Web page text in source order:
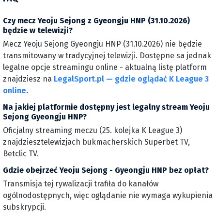
Czy mecz Yeoju Sejong z Gyeongju HNP (31.10.2026)
będzie w telewizji?
Mecz Yeoju Sejong Gyeongju HNP (31.10.2026) nie będzie
transmitowany w tradycyjnej telewizji. Dostępne sa jednak
legalne opcje streamingu online - aktualną listę platform
znajdziesz na LegalSport.pl — gdzie oglądać K League 3
online.
Na jakiej platformie dostępny jest legalny stream Yeoju
Sejong Gyeongju HNP?
Oficjalny streaming meczu (25. kolejka K League 3)
znajdziesztelewizjach bukmacherskich Superbet TV,
Betclic TV.
Gdzie obejrzeć Yeoju Sejong - Gyeongju HNP bez opłat?
Transmisja tej rywalizacji trafiła do kanałów
ogólnodostępnych, więc oglądanie nie wymaga wykupienia
subskrypcji.